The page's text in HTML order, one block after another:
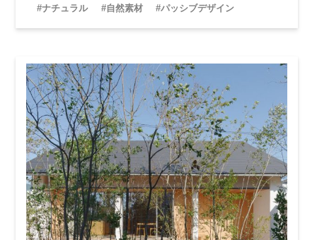
#ナチュラル #自然素材 #パッシブデザイン